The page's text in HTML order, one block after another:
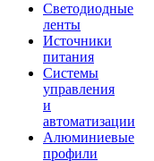
Светодиодные
ленты
Источники
питания
Системы
управления
и
автоматизации
Алюминиевые
профили